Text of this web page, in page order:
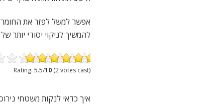
אפשר למשל לפזר את החומר
להמשיך לניקוי יסודי יותר
Rating: 5.5/10 (2 votes cast)
איך כדאי לנקות משטחי